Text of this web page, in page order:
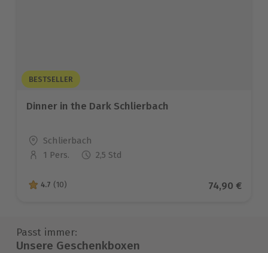
BESTSELLER
Dinner in the Dark Schlierbach
Standort
Schlierbach
Anzahl der Teilnehmer
1 Pers. 2,5 Std
4.7 von 5 Sternen basierend auf 10 Bewertungen
4.7 (10) Aktueller
74,90 €
Passt immer:
Unsere Geschenkboxen